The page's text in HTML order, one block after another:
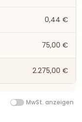
0,44 €
75,00 €
2.275,00 €
MwSt. anzeigen